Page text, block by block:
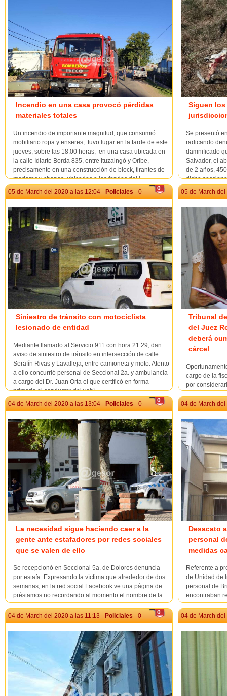
Incendio en una casa provocó pérdidas
materiales totales
Un incendio de importante magnitud, que consumió
mobiliario ropa y enseres, tuvo lugar en la tarde de este
jueves, sobre las 18.00 horas, en una casa ubicada en
la calle Idiarte Borda 835, entre Ituzaingó y Oribe,
precisamente en una construcción de block, tirantes de
maderas y chapas, ubicados a los fondos del i...
Siguen los
Se presentó
radicando
damnificado
Salvador, el
de 2 años,
dicha
0
05 de March del 2020 a las 12:04 - Policiales - 0
Siniestro de tránsito con motociclista
lesionado de entidad
Mediante llamado al Servicio 911 con hora 21.29, dan
aviso de siniestro de tránsito en intersección de calle
Serafín Rivas y Lavalleja, entre camioneta y moto. Atento
a ello concurrió personal de Seccional 2a. y ambulancia
a cargo del Dr. Juan Orta el que certificó en forma
primaria al conductor del vehí...
05 de March
Tribunal
del Juez
deberá
cárcel
cargo de la
por
de un
electrocutado
0
04 de March del 2020 a las 13:04 - Policiales - 0
La necesidad sigue haciendo caer a la
gente ante estafadores por redes sociales
que se valen de ello
Se recepcionó en Seccional 5a. de Dolores denuncia
por estafa. Expresando la víctima que alrededor de dos
semanas, en la red social Facebook ve una página de
préstamos no recordando al momento el nombre de la
misma, donde se contacta mediante mensajes,
ofreciéndole de inmediato la suma de $ 200.000,
solicitando...
04 de March
Desacato
personal
medidas
Referente a
de Unidad de
personal de
encontraban
quecirculaba
rambla
e...
0
04 de March del 2020 a las 11:13 - Policiales - 0 04 de March